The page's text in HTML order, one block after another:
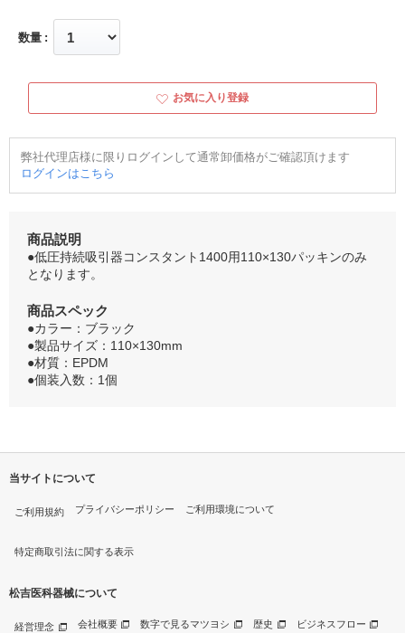
数量
お気に入り登録
弊社代理店様に限りログインして通常卸価格がご確認頂けます
ログインはこちら
商品説明
●低圧持続吸引器コンスタント1400用110×130パッキンのみ
となります。
商品スペック
●カラー：ブラック
●製品サイズ：110×130mm
●材質：EPDM
●個装入数：1個
当サイトについて
ご利用規約 プライバシーポリシー ご利用環境について
特定商取引法に関する表示
松吉医科器械について
経営理念 会社概要 数字で見るマツヨシ 歴史 ビジネスフロー